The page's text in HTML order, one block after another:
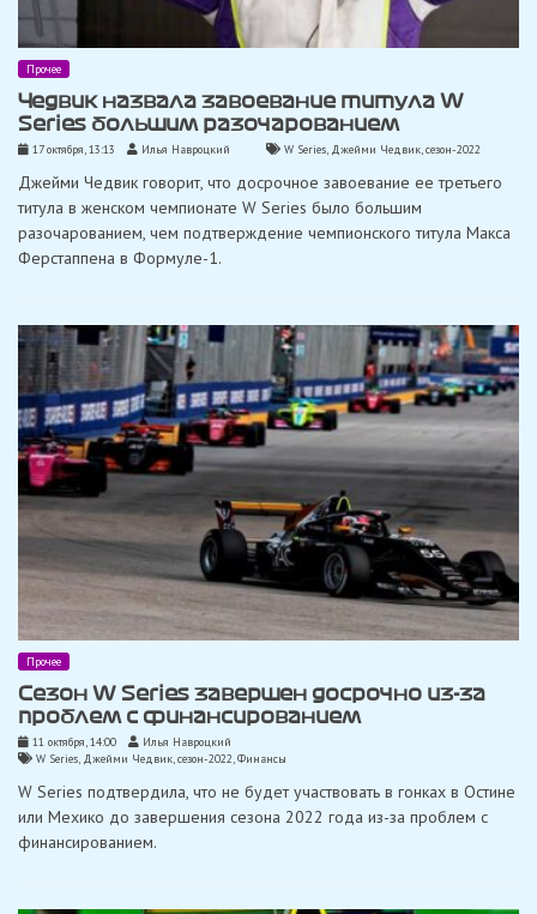
Прочее
Чедвик назвала завоевание титула W
Series большим разочарованием
17 октября, 13:13 Илья Навроцкий W Series, Джейми Чедвик,сезон-2022
Джейми Чедвик говорит, что досрочное завоевание ее третьего
титула в женском чемпионате W Series было большим
разочарованием, чем подтверждение чемпионского титула Макса
Ферстаппена в Формуле-1.
Прочее
Cезон W Series завершен досрочно из-за
проблем с финансированием
11 октября, 14:00
Илья Навроцкий
W Series, Джейми Чедвик,сезон-2022,Финансы
W Series подтвердила, что не будет участвовать в гонках в Остине
или Мехико до завершения сезона 2022 года из-за проблем с
финансированием.